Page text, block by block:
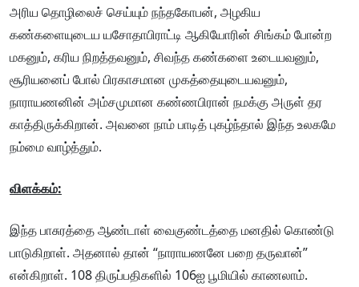
அரிய தொழிலைச் செய்யும் நந்தகோபன், அழகிய
கண்களையுடைய யசோதாபிராட்டி ஆகியோரின் சிங்கம் போன்ற
மகனும், கரிய நிறத்தவனும், சிவந்த கண்களை உடையவனும்,
சூரியனைப் போல் பிரகாசமான முகத்தையுடையவனும்,
நாராயணனின் அம்சமுமான கண்ணபிரான் நமக்கு அருள் தர
காத்திருக்கிறான். அவனை நாம் பாடித் புகழ்ந்தால் இந்த உலகமே
நம்மை வாழ்த்தும்.
விளக்கம்:
இந்த பாசுரத்தை ஆண்டாள் வைகுண்டத்தை மனதில் கொண்டு
பாடுகிறாள். அதனால் தான் “நாராயணனே பறை தருவான்”
என்கிறாள். 108 திருப்பதிகளில் 106ஐ பூமியில் காணலாம்.